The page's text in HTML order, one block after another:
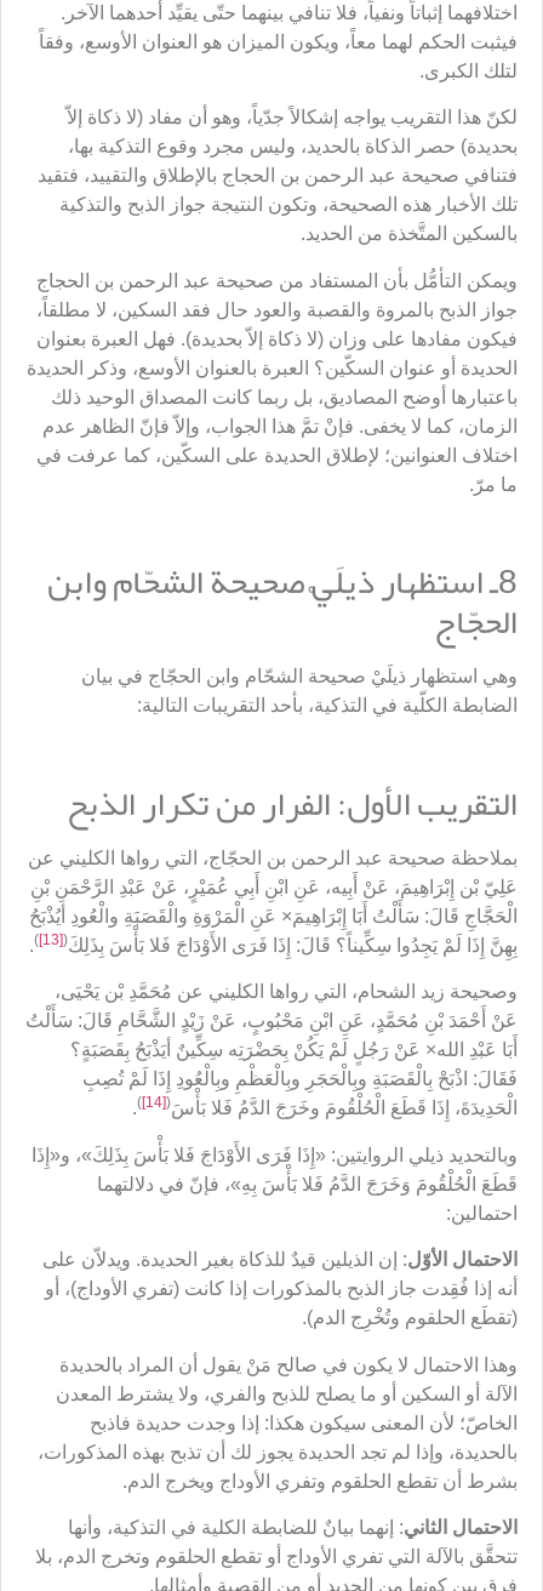
اختلافهما إثباتاً ونفياً، فلا تنافي بينهما حتّى يقيِّد أحدهما الآخر.
فيثبت الحكم لهما معاً، ويكون الميزان هو العنوان الأوسع، وفقاً
لتلك الكبرى.
لكنّ هذا التقريب يواجه إشكالاً جدّياً، وهو أن مفاد (لا ذكاة إلاّ
بحديدة) حصر الذكاة بالحديد، وليس مجرد وقوع التذكية بها،
فتنافي صحيحة عبد الرحمن بن الحجاج بالإطلاق والتقييد، فتقيد
تلك الأخبار هذه الصحيحة، وتكون النتيجة جواز الذبح والتذكية
بالسكين المتَّخذة من الحديد.
ويمكن التأمُّل بأن المستفاد من صحيحة عبد الرحمن بن الحجاج
جواز الذبح بالمروة والقصبة والعود حال فقد السكين، لا مطلقاً،
فيكون مفادها على وزان (لا ذكاة إلاّ بحديدة). فهل العبرة بعنوان
الحديدة أو عنوان السكّين؟ العبرة بالعنوان الأوسع، وذكر الحديدة
باعتبارها أوضح المصاديق، بل ربما كانت المصداق الوحيد ذلك
الزمان، كما لا يخفى. فإنْ تمَّ هذا الجواب، وإلاّ فإنّ الظاهر عدم
اختلاف العنوانين؛ لإطلاق الحديدة على السكّين، كما عرفت في
ما مرّ.
8ـ استظهار ذيلَيْ صحيحة الشحّام وابن
الحجّاج
وهي استظهار ذيلَيْ صحيحة الشحّام وابن الحجّاج في بيان
الضابطة الكلّية في التذكية، بأحد التقريبات التالية:
التقريب الأول: الفرار من تكرار الذبح
بملاحظة صحيحة عبد الرحمن بن الحجّاج، التي رواها الكليني عن
عَلِيّ بْن إِبْرَاهِيمَ، عَنْ أَبِيه، عَنِ ابْنِ أَبِي عُمَيْرٍ، عَنْ عَبْدِ الرَّحْمَنِ بْنِ
الْحَجَّاجِ قَالَ: سَأَلْتُ أَبَا إِبْرَاهِيمَ× عَنِ الْمَرْوَةِ والْقَصَبَةِ والْعُودِ أيُذْبَحُ
بِهِنَّ إِذَا لَمْ يَجِدُوا سِكِّيناً؟ قَالَ: إِذَا فَرَى الأَوْدَاجَ فَلا بَأْسَ بِذَلِكَ(
[13]
)
.
وصحيحة زيد الشحام، التي رواها الكليني عن مُحَمَّدِ بْن يَحْيَى،
عَنْ أَحْمَدَ بْنِ مُحَمَّدٍ، عَنِ ابْنِ مَحْبُوبٍ، عَنْ زَيْدٍ الشَّحَّامِ قَالَ: سَأَلْتُ
أَبَا عَبْدِ الله× عَنْ رَجُلٍ لَمْ يَكُنْ بِحَضْرَتِه سِكِّينٌ أيَذْبَحُ بِقَصَبَةٍ؟
فَقَالَ: اذْبَحْ بِالْقَصَبَةِ وبِالْحَجَرِ وبِالْعَظْمِ وبِالْعُودِ إِذَا لَمْ تُصِبِ
الْحَدِيدَةَ، إِذَا قَطَعَ الْحُلْقُومَ وخَرَجَ الدَّمُ فَلا بَأْسَ(
[14]
)
.
وبالتحديد ذيلي الروايتين: «إِذَا فَرَى الأَوْدَاجَ فَلا بَأْسَ بِذَلِكَ»، و«إِذَا
قَطَعَ الْحُلْقُومَ وَخَرَجَ الدَّمُ فَلا بَأْسَ بِهِ»، فإنّ في دلالتهما
احتمالين:
الاحتمال الأوّل: إن الذيلين قيدٌ للذكاة بغير الحديدة. ويدلاّن على
أنه إذا فُقِدت جاز الذبح بالمذكورات إذا كانت (تفري الأوداج)، أو
(تقطَع الحلقوم وتُخْرِج الدم).
وهذا الاحتمال لا يكون في صالح مَنْ يقول أن المراد بالحديدة
الآلة أو السكين أو ما يصلح للذبح والفري، ولا يشترط المعدن
الخاصّ؛ لأن المعنى سيكون هكذا: إذا وجدت حديدة فاذبح
بالحديدة، وإذا لم تجد الحديدة يجوز لك أن تذبح بهذه المذكورات،
بشرط أن تقطع الحلقوم وتفري الأوداج ويخرج الدم.
الاحتمال الثاني: إنهما بيانٌ للضابطة الكلية في التذكية، وأنها
تتحقَّق بالآلة التي تفري الأوداج أو تقطع الحلقوم وتخرج الدم، بلا
فرق بين كونها من الحديد أو من القصبة وأمثالها.